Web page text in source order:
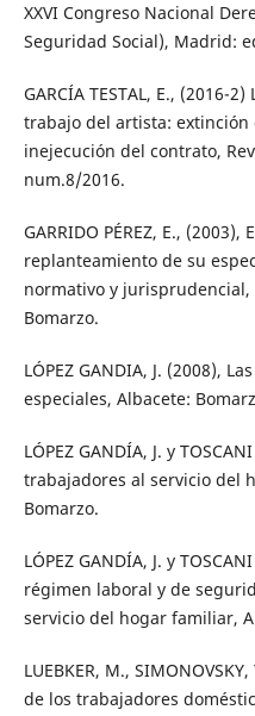
XXVI Congreso Nacional
Seguridad Social), Madrid:
GARCÍA TESTAL, E., (2016-
trabajo del artista:
inejecución del contrato,
num.8/2016.
GARRIDO PÉREZ, E.,
replanteamiento de su
normativo y
Bomarzo.
LÓPEZ GANDIA, J. (2008),
especiales, Albacete:
LÓPEZ GANDÍA, J. y
trabajadores al servicio del
Bomarzo.
LÓPEZ GANDÍA, J. y
régimen laboral y de
servicio del hogar familiar,
LUEBKER, M.,
de los trabajadores